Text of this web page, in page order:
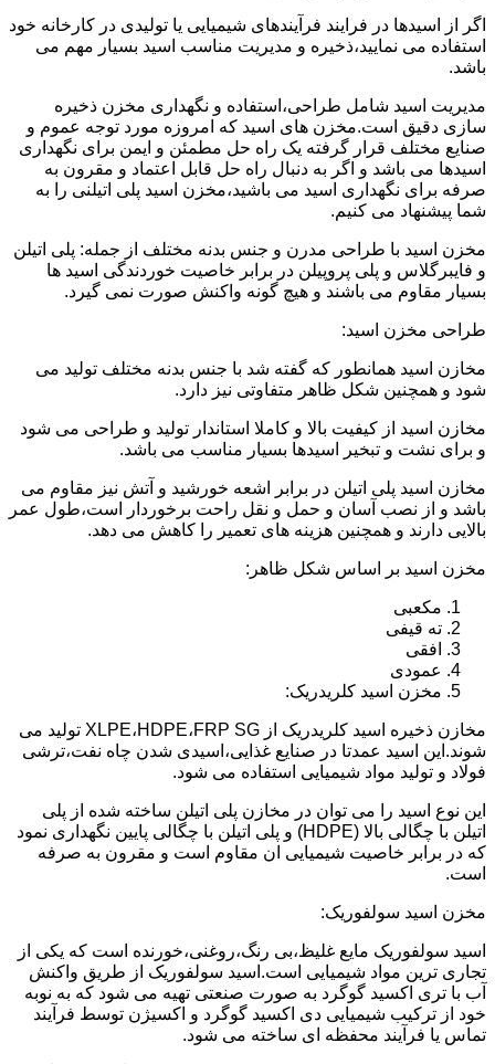
اگر از اسیدها در فرایند فرآیندهای شیمیایی یا تولیدی در کارخانه خود
استفاده می نمایید،ذخیره و مدیریت مناسب اسید بسیار مهم می
باشد.
مدیریت اسید شامل طراحی،استفاده و نگهداری مخزن ذخیره
سازی دقیق است.مخزن های اسید که امروزه مورد توجه عموم و
صنایع مختلف قرار گرفته یک راه حل مطمئن و ایمن برای نگهداری
اسیدها می باشد و اگر به دنبال راه حل قابل اعتماد و مقرون به
صرفه برای نگهداری اسید می باشید،مخزن اسید پلی اتیلنی را به
شما پیشنهاد می کنیم.
مخزن اسید با طراحی مدرن و جنس بدنه مختلف از جمله: پلی اتیلن
و فایبرگلاس و پلی پروپیلن در برابر خاصیت خوردندگی اسید ها
بسیار مقاوم می باشند و هیچ گونه واکنش صورت نمی گیرد.
طراحی مخزن اسید:
مخازن اسید همانطور که گفته شد با جنس بدنه مختلف تولید می
شود و همچنین شکل ظاهر متفاوتی نیز دارد.
مخازن اسید از کیفیت بالا و کاملا استاندار تولید و طراحی می شود
و برای نشت و تبخیر اسیدها بسیار مناسب می باشد.
مخازن اسید پلی اتیلن در برابر اشعه خورشید و آتش نیز مقاوم می
باشد و از نصب آسان و حمل و نقل راحت برخوردار است،طول عمر
بالایی دارند و همچنین هزینه های تعمیر را کاهش می دهد.
مخزن اسید بر اساس شکل ظاهر:
مکعبی
ته قیفی
افقی
عمودی
مخزن اسید کلریدریک:
مخازن ذخیره اسید کلریدریک از XLPE،HDPE،FRP SG تولید می
شوند.این اسید عمدتا در صنایع غذایی،اسیدی شدن چاه نفت،ترشی
فولاد و تولید مواد شیمیایی استفاده می شود.
این نوع اسید را می توان در مخازن پلی اتیلن ساخته شده از پلی
اتیلن با چگالی بالا (HDPE) و پلی اتیلن با چگالی پایین نگهداری نمود
که در برابر خاصیت شیمیایی ان مقاوم است و مقرون به صرفه
است.
مخزن اسید سولفوریک:
اسید سولفوریک مایع غلیظ،بی رنگ،روغنی،خورنده است که یکی از
تجاری ترین مواد شیمیایی است.اسید سولفوریک از طریق واکنش
آب با تری اکسید گوگرد به صورت صنعتی تهیه می شود که به نوبه
خود از ترکیب شیمیایی دی اکسید گوگرد و اکسیژن توسط فرآیند
تماس یا فرآیند محفظه ای ساخته می شود.